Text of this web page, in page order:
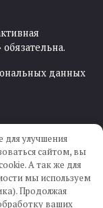
данных
для улучшения
сайтом, вы
А так же для
мы используем
Продолжая
ваших